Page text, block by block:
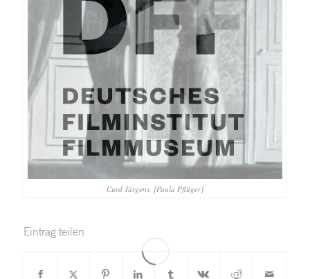
Curd Jürgens, [Paula Pflüger]
Eintrag teilen